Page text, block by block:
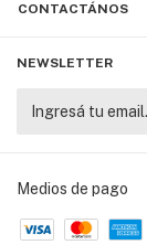
CONTACTÁNOS
NEWSLETTER
Medios de pago